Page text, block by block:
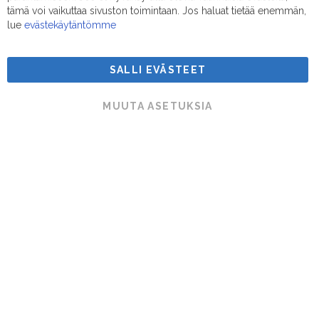
Suodatinmestarit © 2026
tämä voi vaikuttaa sivuston toimintaan. Jos haluat tietää enemmän,
lue evästekäytäntömme
SALLI EVÄSTEET
MUUTA ASETUKSIA